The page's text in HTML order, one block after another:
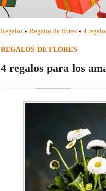
Regalos » Regalos de flores » 4
REGALOS DE FLORES
4 regalos para los